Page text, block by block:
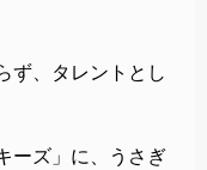
ず、タレントとし
ーズ」に、うさぎ